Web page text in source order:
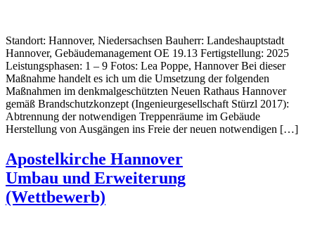
Standort: Hannover, Niedersachsen Bauherr: Landeshauptstadt
Hannover, Gebäudemanagement OE 19.13 Fertigstellung: 2025
Leistungsphasen: 1 – 9 Fotos: Lea Poppe, Hannover Bei dieser
Maßnahme handelt es ich um die Umsetzung der folgenden
Maßnahmen im denkmalgeschützten Neuen Rathaus Hannover
gemäß Brandschutzkonzept (Ingenieurgesellschaft Stürzl 2017):
Abtrennung der notwendigen Treppenräume im Gebäude
Herstellung von Ausgängen ins Freie der neuen notwendigen […]
Apostelkirche Hannover
Umbau und Erweiterung
(Wettbewerb)